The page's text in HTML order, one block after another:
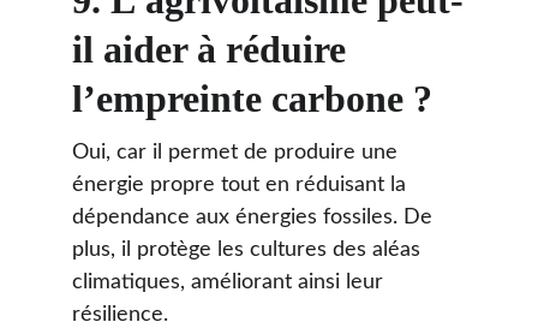
il aider à réduire
l’empreinte carbone ?
Oui, car il permet de produire une
énergie propre tout en réduisant la
dépendance aux énergies fossiles. De
plus, il protège les cultures des aléas
climatiques, améliorant ainsi leur
résilience.